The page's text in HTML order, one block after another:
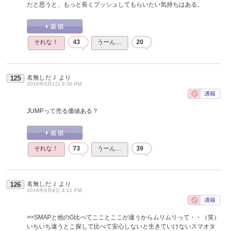
だと思うと、もっと長くプッシュしてもらいたい気持ちはある。
それな！ 43 うーん… 20
125 名無しだＪ より
2016年9月1日 9:30 PM
JUMPって売る価値ある？
それな！ 73 うーん… 39
126 名無しだＪ より
2016年9月4日 4:11 PM
>>SMAPと他のG比べてこことここが違うからムリムリって・・（笑）
いちいち違うとこ探して比べて安心しないと生きていけないスマオタ